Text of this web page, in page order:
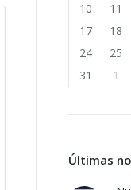
10
11
17
18
24
25
31
1
Últimas